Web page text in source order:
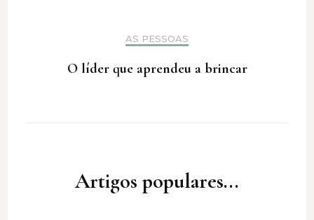
AS PESSOAS
O líder que aprendeu a brincar
Artigos populares...